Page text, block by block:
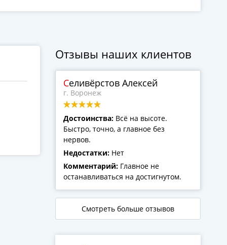
Отзывы наших клиентов
Селивёрстов Алексей
г. Воронеж
Достоинства: Всё на высоте.
Быстро, точно, а главное без
нервов.
Недостатки: Нет
Комментарий: Главное не
останавливаться на достигнутом.
Смотреть больше отзывов